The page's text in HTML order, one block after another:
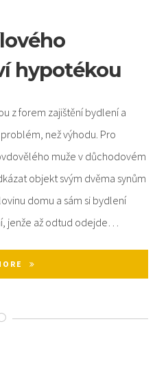
hypotékou
z forem zajištění bydlení a
než výhodu. Pro
muže v důchodovém
objekt svým dvěma synům
domu a sám si bydlení
jenže až odtud odejde…